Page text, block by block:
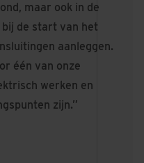
maar ook in de
de start van het
aanleggen.
één van onze
werken en
zijn.”